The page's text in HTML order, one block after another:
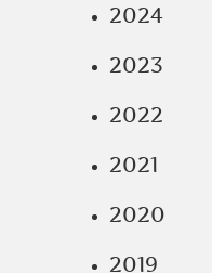
2024
2023
2022
2021
2020
2019